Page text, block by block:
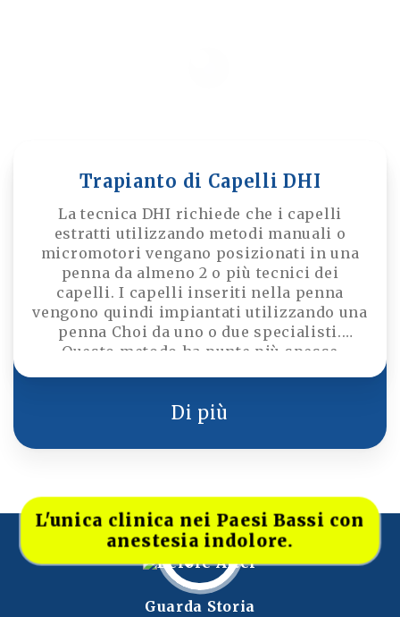
Trapianto di Capelli DHI
La tecnica DHI richiede che i capelli
estratti utilizzando metodi manuali o
micromotori vengano posizionati in una
penna da almeno 2 o più tecnici dei
capelli. I capelli inseriti nella penna
vengono quindi impiantati utilizzando una
penna Choi da uno o due specialisti.
Questo metodo ha punte più spesse
da individui con capelli lunghi, consente
di effettuare meno trapianti di capelli
rispetto al FUE con zaffiro. È generalmente
Di più
Guarda Storia
L'unica clinica nei Paesi Bassi con
anestesia indolore.